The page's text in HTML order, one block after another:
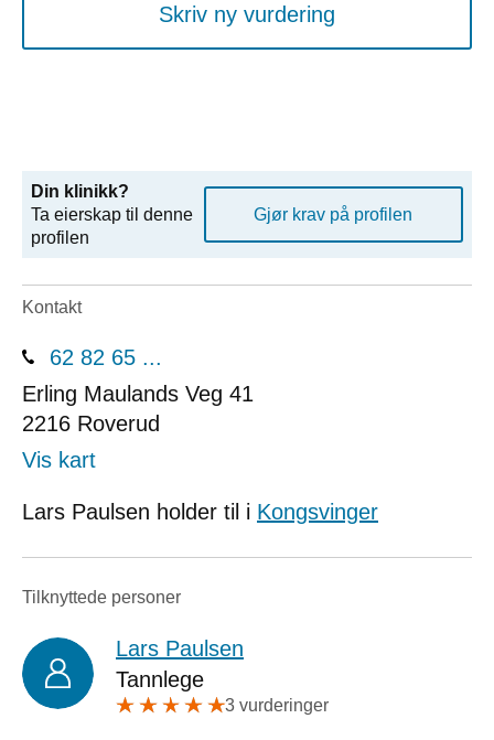
Skriv ny vurdering
Din klinikk?
Ta eierskap til denne
profilen
Gjør krav på profilen
Kontakt
62 82 65 ...
Erling Maulands Veg 41
2216 Roverud
Vis kart
Lars Paulsen holder til i Kongsvinger
Tilknyttede personer
Lars Paulsen
Tannlege
3 vurderinger